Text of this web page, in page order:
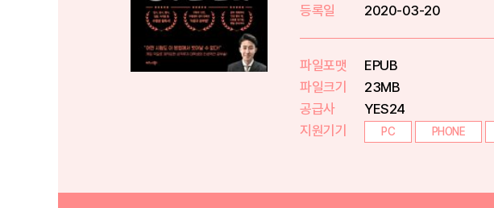
등록일
2020-03-20
파일포맷
EPUB
파일크기
23MB
공급사
YES24
지원기기
PC PHONE